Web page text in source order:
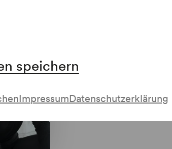
speichern
ImpressumDatenschutzerklärung
Abos